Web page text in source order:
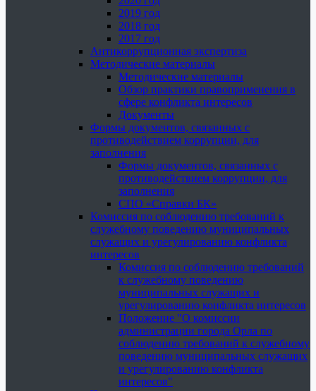
2019 год
2018 год
2017 год
Антикоррупционная экспертиза
Методические материалы
Методические материалы
Обзор практики правоприменения в
сфере конфликта интересов
Документы
Формы документов, связанных с
противодействием коррупции, для
заполнения
Формы документов, связанных с
противодействием коррупции, для
заполнения
СПО «Справки БК»
Комиссия по соблюдению требований к
служебному поведению муниципальных
служащих и урегулированию конфликта
интересов
Комиссия по соблюдению требований
к служебному поведению
муниципальных служащих и
урегулированию конфликта интересов
Положение "О комиссии
администрации города Орла по
соблюдению требований к служебному
поведению муниципальных служащих
и урегулированию конфликта
интересов"